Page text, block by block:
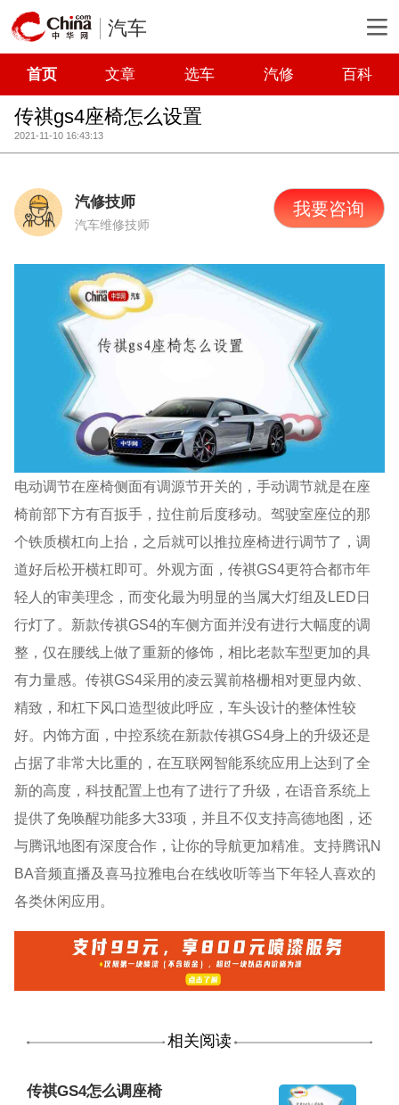
汽车
首页 文章 选车 汽修 百科
传祺gs4座椅怎么设置
2021-11-10 16:43:13
汽修技师
汽车维修技师
我要咨询
电动调节在座椅侧面有调源节开关的，手动调节就是在座
椅前部下方有百扳手，拉住前后度移动。驾驶室座位的那
个铁质横杠向上抬，之后就可以推拉座椅进行调节了，调
道好后松开横杠即可。外观方面，传祺GS4更符合都市年
轻人的审美理念，而变化最为明显的当属大灯组及LED日
行灯了。新款传祺GS4的车侧方面并没有进行大幅度的调
整，仅在腰线上做了重新的修饰，相比老款车型更加的具
有力量感。传祺GS4采用的凌云翼前格栅相对更显内敛、
精致，和杠下风口造型彼此呼应，车头设计的整体性较
好。内饰方面，中控系统在新款传祺GS4身上的升级还是
占据了非常大比重的，在互联网智能系统应用上达到了全
新的高度，科技配置上也有了进行了升级，在语音系统上
提供了免唤醒功能多大33项，并且不仅支持高德地图，还
与腾讯地图有深度合作，让你的导航更加精准。支持腾讯N
BA音频直播及喜马拉雅电台在线收听等当下年轻人喜欢的
各类休闲应用。
相关阅读
传祺GS4怎么调座椅